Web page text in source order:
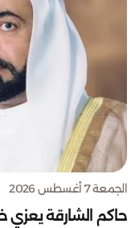
الجمعة 7 أغسطس 2026
حاكم الشارقة يعزي